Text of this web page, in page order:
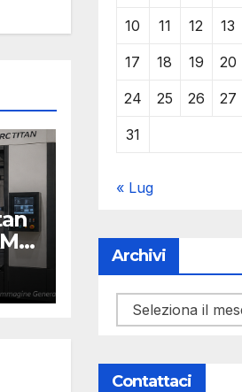
10 11 12 13
17 18 19 20
24 25 26 27
31
« Lug
Archivi
Archivi
Contattaci